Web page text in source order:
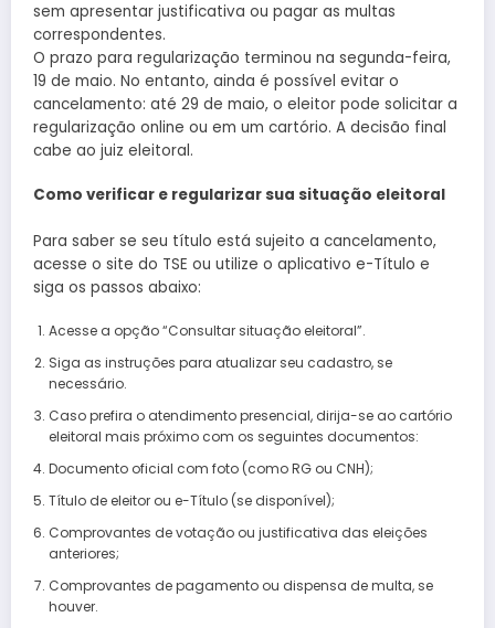
sem apresentar justificativa ou pagar as multas
correspondentes.
O prazo para regularização terminou na segunda-feira,
19 de maio. No entanto, ainda é possível evitar o
cancelamento: até 29 de maio, o eleitor pode solicitar a
regularização online ou em um cartório. A decisão final
cabe ao juiz eleitoral.
Como verificar e regularizar sua situação eleitoral
Para saber se seu título está sujeito a cancelamento,
acesse o site do TSE ou utilize o aplicativo e-Título e
siga os passos abaixo:
Acesse a opção “Consultar situação eleitoral”.
Siga as instruções para atualizar seu cadastro, se
necessário.
Caso prefira o atendimento presencial, dirija-se ao cartório
eleitoral mais próximo com os seguintes documentos:
Documento oficial com foto (como RG ou CNH);
Título de eleitor ou e-Título (se disponível);
Comprovantes de votação ou justificativa das eleições
anteriores;
Comprovantes de pagamento ou dispensa de multa, se
houver.